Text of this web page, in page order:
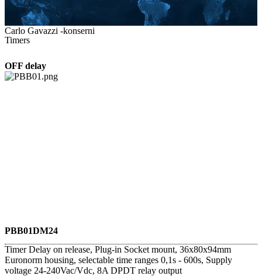
Carlo Gavazzi -konserni
Timers
OFF delay
PBB01DM24
Timer Delay on release, Plug-in Socket mount, 36x80x94mm
Euronorm housing, selectable time ranges 0,1s - 600s, Supply
voltage 24-240Vac/Vdc, 8A DPDT relay output